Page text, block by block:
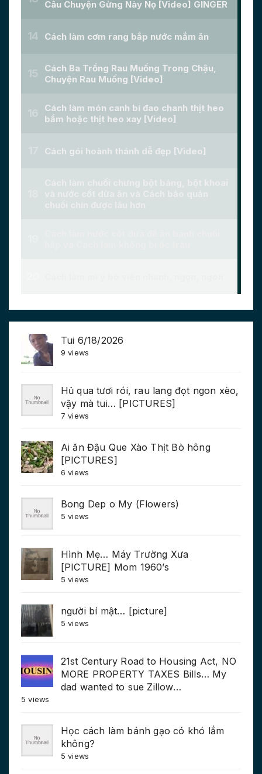
Tui 6/18/2026
9 views
Hủ qua tươi rói, rau lang đọt ngon xèo,
vậy mà tui… [PICTURES]
7 views
Ai ăn Đậu Que Xào Thịt Bò hông
[PICTURES]
6 views
Bong Dep o My (Flowers)
5 views
Hình Mẹ… Máy Trường Xưa
[PICTURE] Mom 1960’s
5 views
người bí mật… [picture]
5 views
21st Century Road to Housing Act, NO
MORE PROPERTY TAXES Bills… My
dad wanted to sue Zillow…
5 views
Học cách làm bánh gạo có khó lắm
không?
5 views